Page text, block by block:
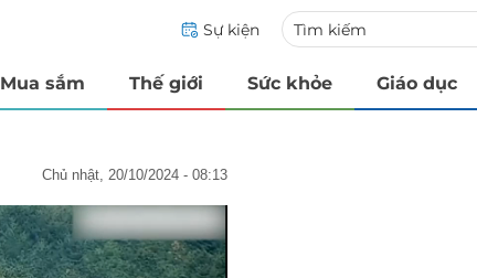
Sự kiện
Mua sắm Thế giới Sức khỏe Giáo dục
chủ nhật, 20/10/2024 - 08:13